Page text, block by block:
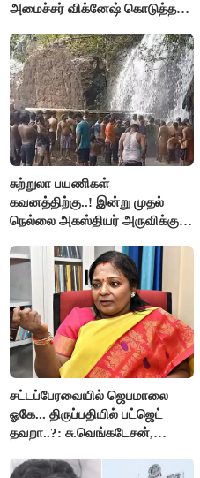
அமைச்சர் விக்னேஷ் கொடுத்த
சுற்றுலா பயணிகள்
கவனத்திற்கு..! இன்று முதல்
நெல்லை அகஸ்தியர் அருவிக்கு
சட்டப்பேரவையில் ஜெபமாலை
ஓகே... திருப்பதியில் பட்ஜெட்
தவறா..?: சு.வெங்கடேசன்,
கேள்வி..!